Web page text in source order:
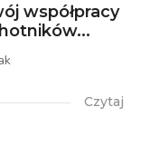
współpracy
Czytaj